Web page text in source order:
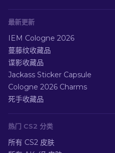
最新更新
IEM Cologne 2026
蔓藤纹收藏品
谍影收藏品
Jackass Sticker Capsule
Cologne 2026 Charms
死手收藏品
热门 CS2 分类
所有 CS2 皮肤